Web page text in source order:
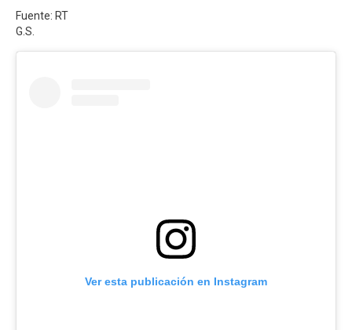
Fuente: RT
G.S.
Ver esta publicación en Instagram